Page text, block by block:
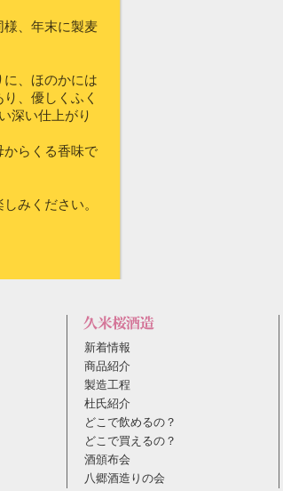
、年末に製麦
、ほのかには
、優しくふく
深い仕上がり
らくる香味で
みください。
新着情報
商品紹介
製造工程
杜氏紹介
どこで飲めるの？
どこで買えるの？
酒頒布会
八郷酒造りの会